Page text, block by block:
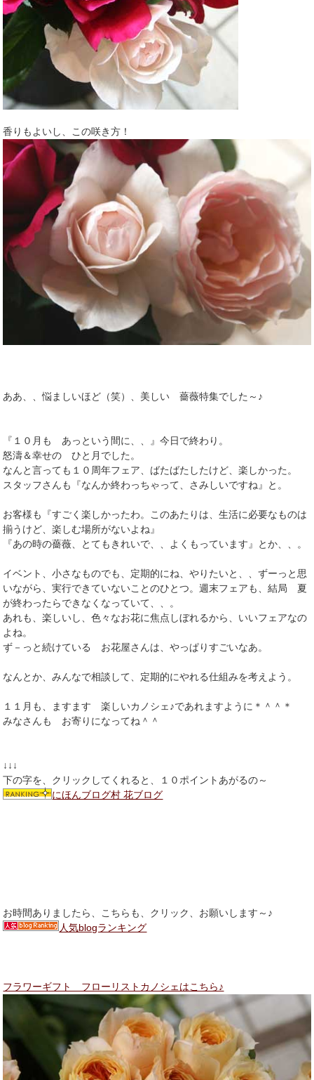
香りもよいし、この咲き方！
ああ、、悩ましいほど（笑）、美しい 薔薇特集でした～♪
『１０月も あっという間に、、』今日で終わり。
怒濤＆幸せの ひと月でした。
なんと言っても１０周年フェア、ばたばたしたけど、楽しかった。
スタッフさんも『なんか終わっちゃって、さみしいですね』と。
お客様も『すごく楽しかったわ。このあたりは、生活に必要なものは
揃うけど、楽しむ場所がないよね』
『あの時の薔薇、とてもきれいで、、よくもっています』とか、、。
イベント、小さなものでも、定期的にね、やりたいと、、ずーっと思
いながら、実行できていないことのひとつ。週末フェアも、結局 夏
が終わったらできなくなっていて、、。
あれも、楽しいし、色々なお花に焦点しぼれるから、いいフェアなの
よね。
ず－っと続けている お花屋さんは、やっぱりすごいなあ。
なんとか、みんなで相談して、定期的にやれる仕組みを考えよう。
１１月も、ますます 楽しいカノシェ♪であれますように＊＾＾＊
みなさんも お寄りになってね＾＾
↓↓↓
下の字を、クリックしてくれると、１０ポイントあがるの～
にほんブログ村 花ブログ
お時間ありましたら、こちらも、クリック、お願いします～♪
人気blogランキング
フラワーギフト フローリストカノシェはこちら♪